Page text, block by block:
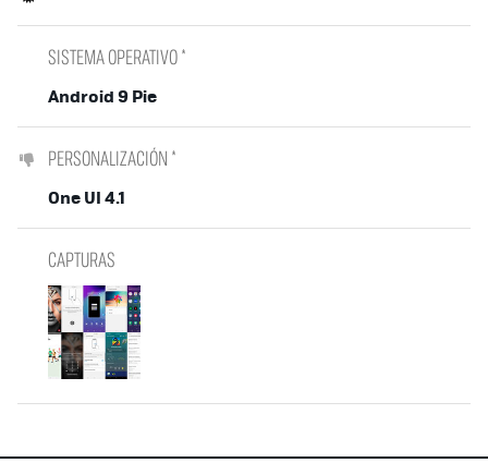
SISTEMA OPERATIVO *
Android 9 Pie
PERSONALIZACIÓN *
One UI 4.1
CAPTURAS